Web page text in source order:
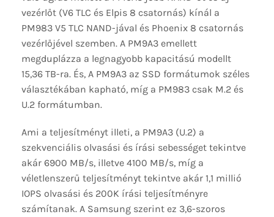
vezérlőt (V6 TLC és Elpis 8 csatornás) kínál a
PM983 V5 TLC NAND-jával és Phoenix 8 csatornás
vezérlőjével szemben. A PM9A3 emellett
megduplázza a legnagyobb kapacitású modellt
15,36 TB-ra. És, A PM9A3 az SSD formátumok széles
választékában kapható, míg a PM983 csak M.2 és
U.2 formátumban.
Ami a teljesítményt illeti, a PM9A3 (U.2) a
szekvenciális olvasási és írási sebességet tekintve
akár 6900 MB/s, illetve 4100 MB/s, míg a
véletlenszerű teljesítményt tekintve akár 1,1 millió
IOPS olvasási és 200K írási teljesítményre
számítanak. A Samsung szerint ez 3,6-szoros